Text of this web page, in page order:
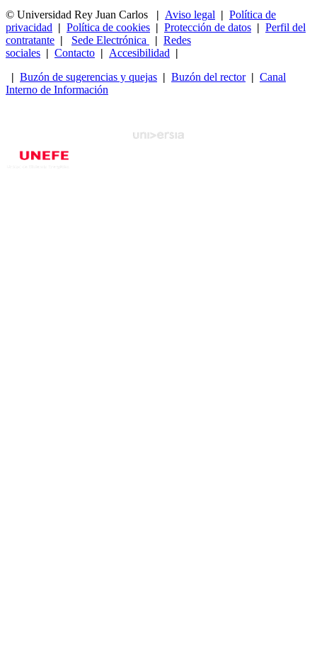
© Universidad Rey Juan Carlos
| Aviso legal | Política de
privacidad | Política de cookies | Protección de datos | Perfil del
contratante | Sede Electrónica | Redes
sociales | Contacto | Accesibilidad |
| Buzón de sugerencias y quejas | Buzón del rector| Canal
Interno de Información